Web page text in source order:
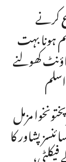
کرنے
ہونا بہت
کھولنے
مزمل
پشاور کا